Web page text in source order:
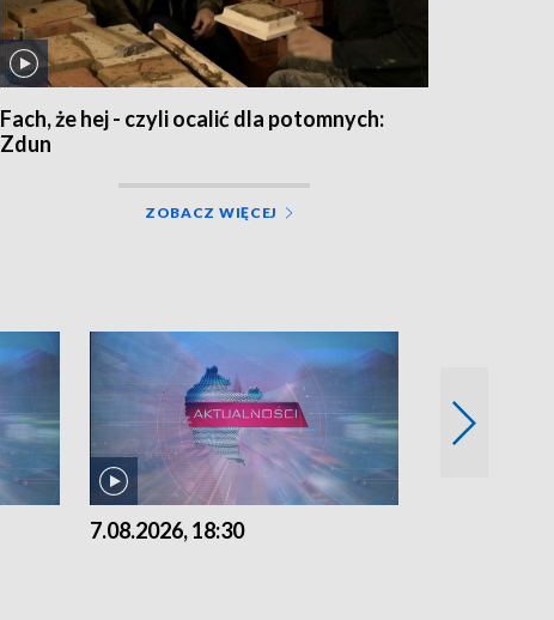
Fach, że hej - czyli ocalić dla potomnych:
Zdun
ZOBACZ WIĘCEJ
7.08.2026, 18:30